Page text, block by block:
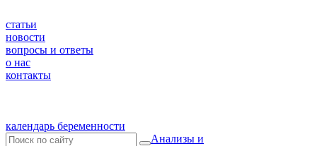
статьи
новости
вопросы и ответы
о нас
контакты
календарь беременности
Анализы и